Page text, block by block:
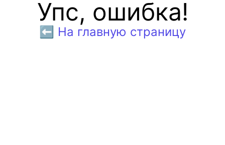
Упс, ошибка!
⬅️ На главную страницу